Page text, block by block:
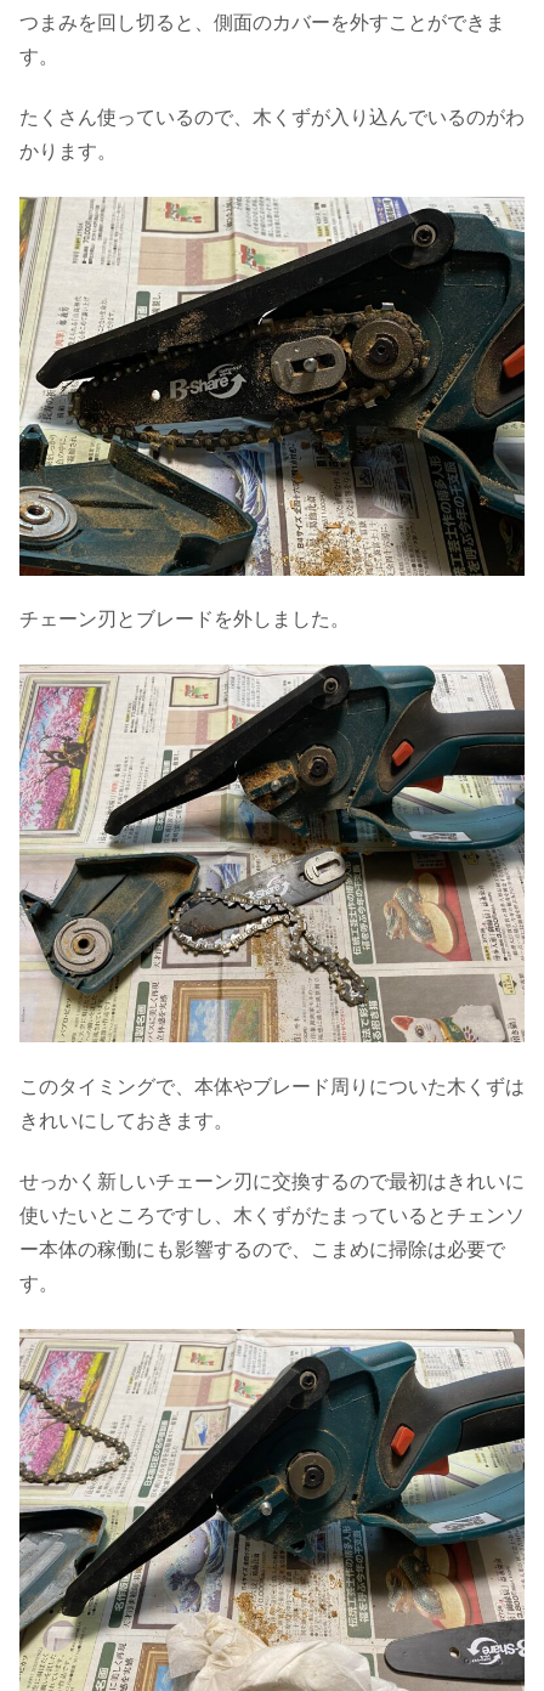
つまみを回し切ると、側面のカバーを外すことができま
す。
たくさん使っているので、木くずが入り込んでいるのがわ
かります。
チェーン刃とブレードを外しました。
このタイミングで、本体やブレード周りについた木くずは
きれいにしておきます。
せっかく新しいチェーン刃に交換するので最初はきれいに
使いたいところですし、木くずがたまっているとチェンソ
ー本体の稼働にも影響するので、こまめに掃除は必要で
す。